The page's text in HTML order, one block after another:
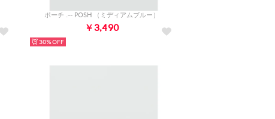
ポーチ .-- POSH （ミディアムブルー）
￥3,490
30%